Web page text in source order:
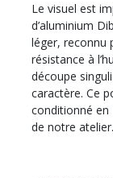
Le visuel est
d’aluminium
léger, reconnu
résistance à
découpe
caractère. Ce
conditionné
de notre atelier.​